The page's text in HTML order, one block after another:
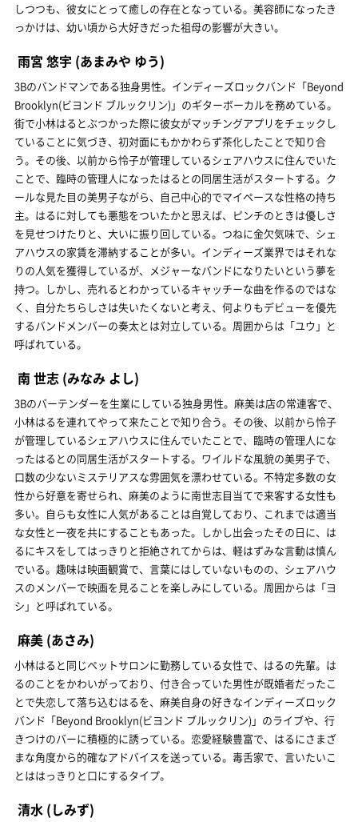
しつつも、彼女にとって癒しの存在となっている。美容師になったき
っかけは、幼い頃から大好きだった祖母の影響が大きい。
雨宮 悠宇 (あまみや ゆう)
3Bのバンドマンである独身男性。インディーズロックバンド「Beyond
Brooklyn(ビヨンド ブルックリン)」のギターボーカルを務めている。
街で小林はるとぶつかった際に彼女がマッチングアプリをチェックし
ていることに気づき、初対面にもかかわらず茶化したことで知り合
う。その後、以前から怜子が管理しているシェアハウスに住んでいた
ことで、臨時の管理人になったはるとの同居生活がスタートする。ク
ールな見た目の美男子ながら、自己中心的でマイペースな性格の持ち
主。はるに対しても悪態をついたかと思えば、ピンチのときは優しさ
を見せつけたりと、大いに振り回している。つねに金欠気味で、シェ
アハウスの家賃を滞納することが多い。インディーズ業界ではそれな
りの人気を獲得しているが、メジャーなバンドになりたいという夢を
持つ。しかし、売れるとわかっているキャッチーな曲を作るのではな
く、自分たちらしさは失いたくないと考え、何よりもデビューを優先
するバンドメンバーの奏太とは対立している。周囲からは「ユウ」と
呼ばれている。
南 世志 (みなみ よし)
3Bのバーテンダーを生業にしている独身男性。麻美は店の常連客で、
小林はるを連れてやって来たことで知り合う。その後、以前から怜子
が管理しているシェアハウスに住んでいたことで、臨時の管理人にな
ったはるとの同居生活がスタートする。ワイルドな風貌の美男子で、
口数の少ないミステリアスな雰囲気を漂わせている。不特定多数の女
性から好意を寄せられ、麻美のように南世志目当てで来客する女性も
多い。自らも女性に人気があることは自覚しており、これまでは適当
な女性と一夜を共にすることもあった。しかし出会ったその日に、は
るにキスをしてはっきりと拒絶されてからは、軽はずみな言動は慎ん
でいる。趣味は映画観賞で、言葉にはしていないものの、シェアハウ
スのメンバーで映画を見ることを楽しみにしている。周囲からは「ヨ
シ」と呼ばれている。
麻美 (あさみ)
小林はると同じペットサロンに勤務している女性で、はるの先輩。は
るのことをかわいがっており、付き合っていた男性が既婚者だったこ
とで失恋して落ち込むはるを、麻美自身の好きなインディーズロック
バンド「Beyond Brooklyn(ビヨンド ブルックリン)」のライブや、行
きつけのバーに積極的に誘っている。恋愛経験豊富で、はるにさまざ
まな角度から的確なアドバイスを送っている。毒舌家で、言いたいこ
とははっきりと口にするタイプ。
清水 (しみず)